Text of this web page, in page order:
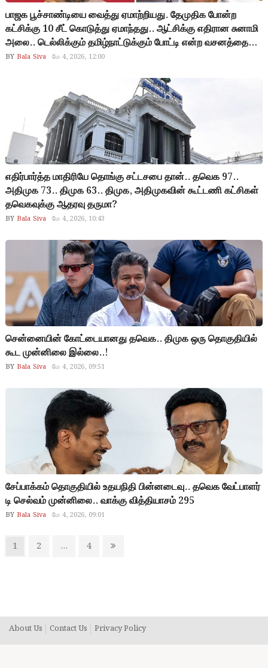
பாஜக பூச்சாண்டியை வைத்து ஏமாற்றியது. தேமுதிக போன்ற
கட்சிக்கு 10 சீட் கொடுத்து ஏமாந்தது.. ஆட்சிக்கு எதிரான சுனாமி
அலை.. டெல்லிக்கும் தமிழ்நாட்டுக்கும் போட்டி என்ற வசனத்தை
ரசிக்காத பொதுமக்கள்.. விஜய்யை குறைத்து மதிப்பிட்டது..
தோல்விக்கு காரணங்களை அடுக்கி கொண்டே போகலாம்…!
BY Bala Siva மே 4, 2026, 12:00
எதிர்பார்த்த மாதிரியே தொங்கு சட்டசபை தான்.. தவெக 97..
அதிமுக 73.. திமுக 63.. திமுக, அதிமுகவின் கூட்டணி கட்சிகள்
தவெகவுக்கு ஆதரவு தருமா?
BY Bala Siva மே 4, 2026, 10:43
சென்னையின் கோட்டையானது தவெக.. திமுக ஒரு தொகுதியில்
கூட முன்னிலை இல்லை..!
BY Bala Siva மே 4, 2026, 09:51
சேப்பாக்கம் தொகுதியில் உதயநிதி பின்னடைவு.. தவெக வேட்பாளர்
டி செல்வம் முன்னிலை.. வாக்கு வித்தியாசம் 295
BY Bala Siva மே 4, 2026, 09:01
Posts
Page
1 Page
2 … Page
4
Next
About Us Contact Us Privacy Policy